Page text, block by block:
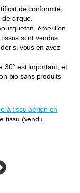
de conformité,
cirque.
émerillon,
sont vendus
si vous en avez
30° est important, et
bio sans produits
à tissu aérien en
tissu (vendu